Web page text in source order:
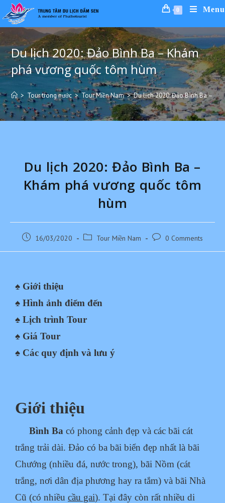
0 Menu
Du lịch 2020: Đảo Bình Ba – Khám
phá vương quốc tôm hùm
> Tour trong nước > Tour Miền Nam > Du lịch 2020: Đảo Bình Ba –
Du lịch 2020: Đảo Bình Ba –
Khám phá vương quốc tôm
hùm
16/03/2020 Tour Miền Nam 0 Comments
♠ Giới thiệu
♠ Hình ảnh điểm đến
♠ Lịch trình Tour
♠ Giá Tour
♠ Các quy định và lưu ý
Giới thiệu
Bình Ba có phong cảnh đẹp và các bãi cát
trắng trải dài. Đảo có ba bãi biển đẹp nhất là bãi
Chướng (nhiều đá, nước trong), bãi Nồm (cát
trắng, nơi dân địa phương hay ra tắm) và bãi Nhà
Cũ (có nhiều cầu gai). Tại đây còn rất nhiều di